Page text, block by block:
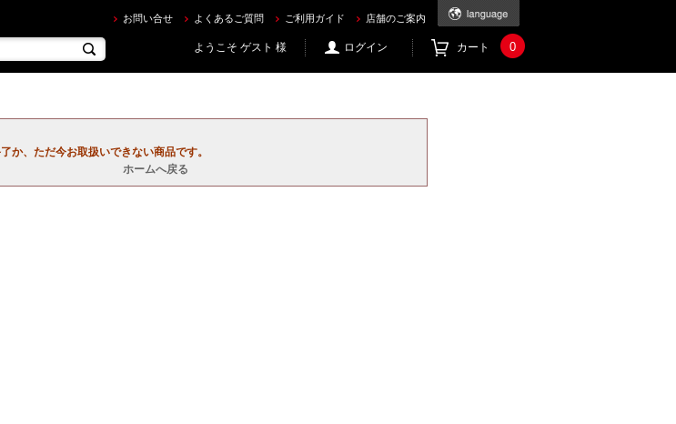
お問い合せ よくあるご質問 ご利用ガイド 店舗のご案内
ようこそ ゲスト 様 ログイン カート 0
か、ただ今お取扱いできない商品です。
ホームへ戻る